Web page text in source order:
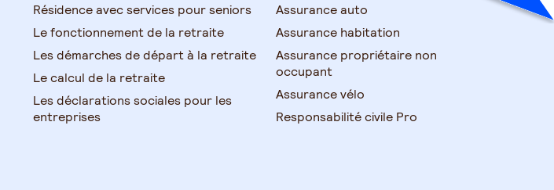
Résidence avec services pour seniors
Le fonctionnement de la retraite
Les démarches de départ à la retraite
Le calcul de la retraite
Les déclarations sociales pour les
entreprises
Assurance auto
Assurance habitation
Assurance propriétaire non
occupant
Assurance vélo
Responsabilité civile Pro